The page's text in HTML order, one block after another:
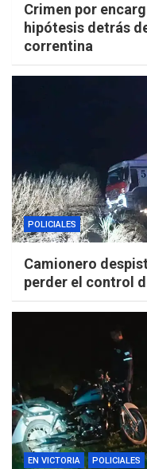
Crimen por
hipótesis detrás
correntina
POLICIALES
Camionero
perder el control
EN VICTORIA POLICIALES